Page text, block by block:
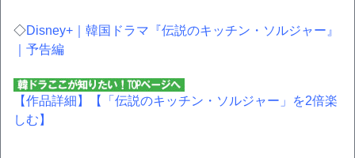
◇Disney+｜韓国ドラマ『伝説のキッチン・ソルジャー』
｜予告編
【作品詳細】
【「伝説のキッチン・ソルジャー」を2倍楽
しむ】